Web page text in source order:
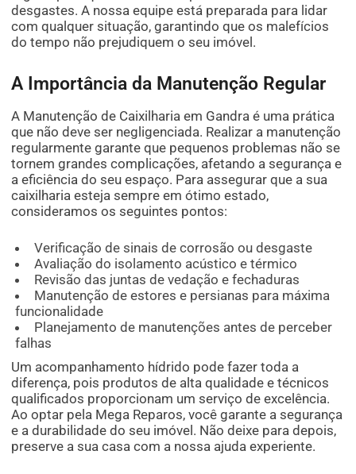
desgastes. A nossa equipe está preparada para lidar
com qualquer situação, garantindo que os malefícios
do tempo não prejudiquem o seu imóvel.
A Importância da Manutenção Regular
A Manutenção de Caixilharia em Gandra é uma prática
que não deve ser negligenciada. Realizar a manutenção
regularmente garante que pequenos problemas não se
tornem grandes complicações, afetando a segurança e
a eficiência do seu espaço. Para assegurar que a sua
caixilharia esteja sempre em ótimo estado,
consideramos os seguintes pontos:
Verificação de sinais de corrosão ou desgaste
Avaliação do isolamento acústico e térmico
Revisão das juntas de vedação e fechaduras
Manutenção de estores e persianas para máxima
funcionalidade
Planejamento de manutenções antes de perceber
falhas
Um acompanhamento hídrido pode fazer toda a
diferença, pois produtos de alta qualidade e técnicos
qualificados proporcionam um serviço de excelência.
Ao optar pela Mega Reparos, você garante a segurança
e a durabilidade do seu imóvel. Não deixe para depois,
preserve a sua casa com a nossa ajuda experiente.